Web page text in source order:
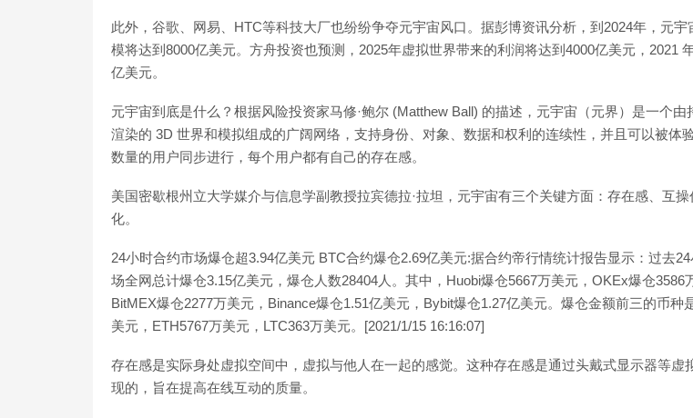
此外，谷歌、网易、HTC等科技大厂也纷纷争夺元宇宙风口。据彭博资讯分析，到2024年，元宇
模将达到8000亿美元。方舟投资也预测，2025年虚拟世界带来的利润将达到4000亿美元，2021
亿美元。
元宇宙到底是什么？根据风险投资家马修·鲍尔 (Matthew Ball) 的描述，元宇宙（元界）是一个由
渲染的 3D 世界和模拟组成的广阔网络，支持身份、对象、数据和权利的连续性，并且可以被体
数量的用户同步进行，每个用户都有自己的存在感。
美国密歇根州立大学媒介与信息学副教授拉宾德拉·拉坦，元宇宙有三个关键方面：存在感、互
化。
24小时合约市场爆仓超3.94亿美元 BTC合约爆仓2.69亿美元:据合约帝行情统计报告显示：过去
场全网总计爆仓3.15亿美元，爆仓人数28404人。其中，Huobi爆仓5667万美元，OKEx爆仓3586
BitMEX爆仓2277万美元，Binance爆仓1.51亿美元，Bybit爆仓1.27亿美元。爆仓金额前三的币种
美元，ETH5767万美元，LTC363万美元。[2021/1/15 16:16:07]
存在感是实际身处虚拟空间中，虚拟与他人在一起的感觉。这种存在感是通过头戴式显示器等虚
现的，旨在提高在线互动的质量。